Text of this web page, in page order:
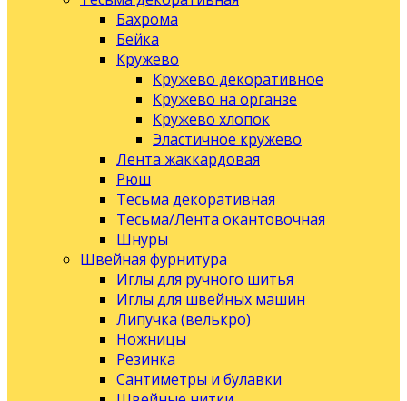
Бахрома
Бейка
Кружево
Кружево декоративное
Кружево на органзе
Кружево хлопок
Эластичное кружево
Лента жаккардовая
Рюш
Тесьма декоративная
Тесьма/Лента окантовочная
Шнуры
Швейная фурнитура
Иглы для ручного шитья
Иглы для швейных машин
Липучка (велькро)
Ножницы
Резинка
Сантиметры и булавки